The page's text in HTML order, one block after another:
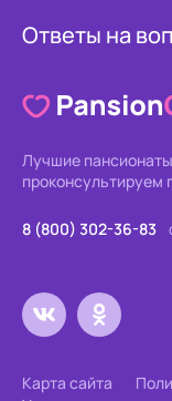
Ответы на
Лучшие
проконсультируем
8 (800) 302-36-83
Карта сайта